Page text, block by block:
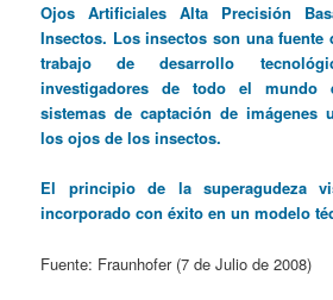
Ojos Artificiales Alta Precisión
Insectos. Los insectos son una fuente
trabajo de desarrollo
investigadores de todo el mundo
sistemas de captación de imágenes
los ojos de los insectos.
El principio de la superagudeza
incorporado con éxito en un modelo
Fuente: Fraunhofer (7 de Julio de 2008)